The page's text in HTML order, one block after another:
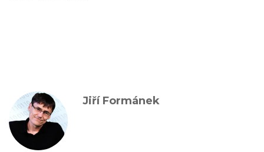
Jiří Formánek